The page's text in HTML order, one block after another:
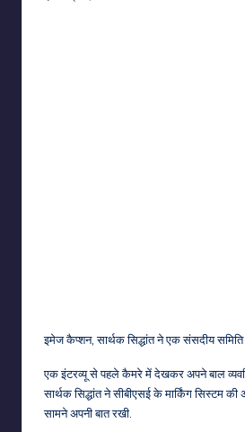
इमेज कैप्शन,सार्थक सिद्धांत ने एक संसदीय
एक इंटरव्यू से पहले कैमरे में देखकर अपने बाल
सार्थक सिद्धांत ने सीबीएसई के मार्किंग सिस्टम
सामने अपनी बात रखी.